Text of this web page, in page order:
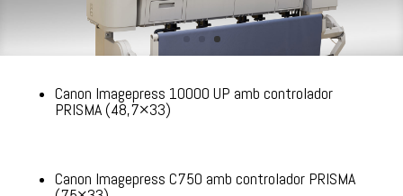
Canon Imagepress 10000 UP amb controlador
PRISMA (48,7×33)
Canon Imagepress C750 amb controlador PRISMA